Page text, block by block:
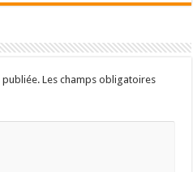
publiée. Les champs obligatoires